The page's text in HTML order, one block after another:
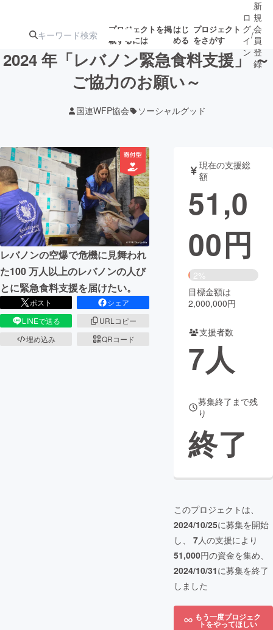
プロジェクトを掲
載するには
はじ
める
プロジェクト
をさがす
ターン
注目の新着プロ
ジェクト
ロジェクト
アート・写真 音楽
テクノロジー・ガジェット ゲーム・
映像・映画 書籍・雑誌
ビジネス・起業 チャレンジ
まちづくり・地域活性化
CAMPFIRE for Social Good
CAMPFIRE Creation
コミュニティ
ロ
グ
イ
ン
/
新
規
会
員
登
録
2024 年「レバノン緊急食料支援」 ～
ご協力のお願い～
国連WFP協会 ソーシャルグッド
レバノンの空爆で危機に見舞われ
た100 万人以上のレバノンの人び
とに緊急食料支援を届けたい。
ポスト
シェア
LINEで送る
URLコピー
埋め込み
QRコード
現在の支援総
額
51,0
00円
2%
目標金額は
2,000,000円
支援者数
7人
募集終了まで残
り
終了
このプロジェクトは、
2024/10/25に募集を開始
し、 7人の支援により
51,000円の資金を集め、
2024/10/31に募集を終了
しました
もう一度プロジェク
トをやってほしい